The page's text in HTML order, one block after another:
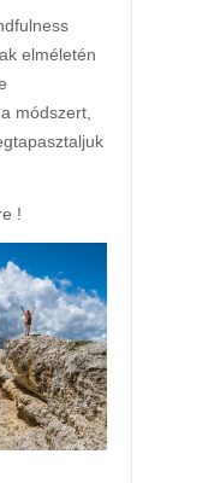
elméletén
módszert,
!